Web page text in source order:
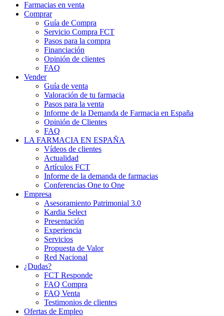
Farmacias en venta
Comprar
Guía de Compra
Servicio Compra FCT
Pasos para la compra
Financiación
Opinión de clientes
FAQ
Vender
Guía de venta
Valoración de tu farmacia
Pasos para la venta
Informe de la Demanda de Farmacia en España
Opinión de Clientes
FAQ
LA FARMACIA EN ESPAÑA
Vídeos de clientes
Actualidad
Artículos FCT
Informe de la demanda de farmacias
Conferencias One to One
Empresa
Asesoramiento Patrimonial 3.0
Kardia Select
Presentación
Experiencia
Servicios
Propuesta de Valor
Red Nacional
¿Dudas?
FCT Responde
FAQ Compra
FAQ Venta
Testimonios de clientes
Ofertas de Empleo